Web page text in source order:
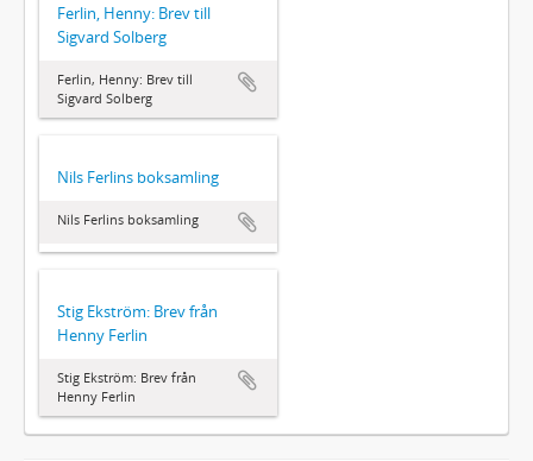
Ferlin, Henny: Brev till
Sigvard Solberg
Ferlin, Henny: Brev till
Sigvard Solberg
Nils Ferlins boksamling
Nils Ferlins boksamling
Stig Ekström: Brev från
Henny Ferlin
Stig Ekström: Brev från
Henny Ferlin